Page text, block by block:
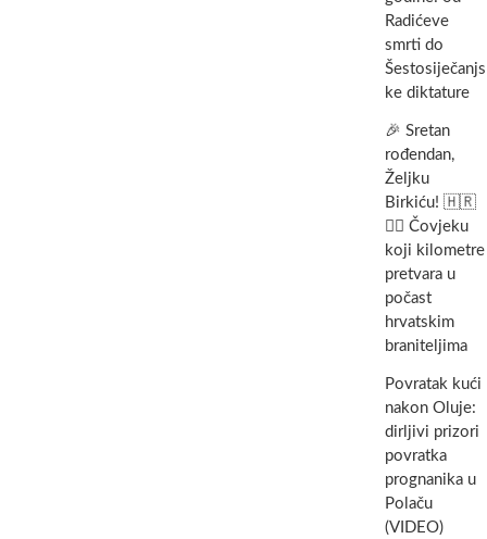
Radićeve
smrti do
Šestosiječanjs
ke diktature
🎉 Sretan
rođendan,
Željku
Birkiću! 🇭🇷
🏃‍♂️ Čovjeku
koji kilometre
pretvara u
počast
hrvatskim
braniteljima
Povratak kući
nakon Oluje:
dirljivi prizori
povratka
prognanika u
Polaču
(VIDEO)